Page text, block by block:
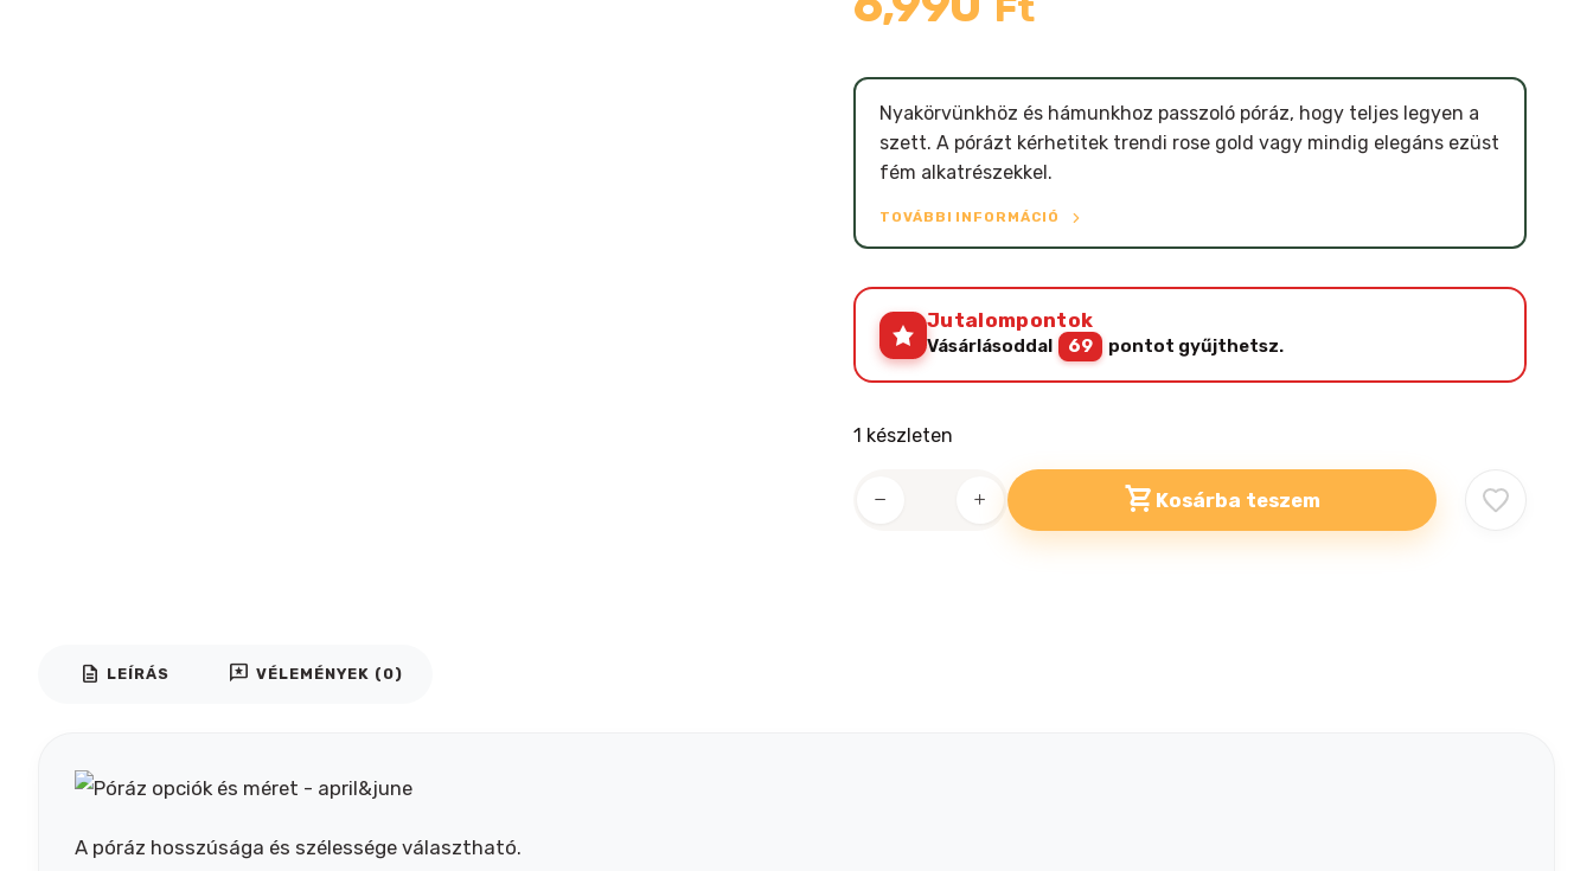
Nyakörvünkhöz és hámunkhoz passzoló póráz, hogy teljes legyen a
szett. A pórázt kérhetitek trendi rose gold vagy mindig elegáns ezüst
fém alkatrészekkel.
TOVÁBBI INFORMÁCIÓ
Jutalompontok
Vásárlásoddal 69 pontot gyűjthetsz.
1 készleten
Kosárba teszem
description LEÍRÁS reviews VÉLEMÉNYEK (0)
A póráz hosszúsága és szélessége választható.